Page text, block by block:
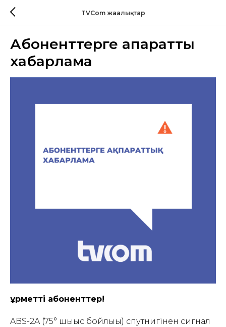
TVCom жаңалықтар
Абоненттерге ақпараттық
хабарлама
Құрметті абоненттер!
ABS-2A (75° шығыс бойлығы) спутнигінен сигнал